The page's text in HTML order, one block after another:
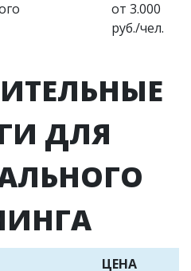
от 3.000
руб./чел.
ДЛЯ
ЦЕНА